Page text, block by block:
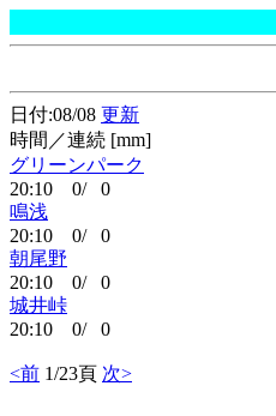
日付:08/08 更新
時間／連続 [mm]
グリーンパーク
20:10 0/ 0
鳴浅
20:10 0/ 0
朝尾野
20:10 0/ 0
城井峠
20:10 0/ 0
<前 1/23頁 次>